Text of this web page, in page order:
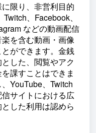
限り、非営利目的
、Facebook、
などの動画配信
を含む動画・画像
ができます。金銭
した、閲覧やアク
課すことはできま
YouTube、Twitch
サイトにおける広
した利用は認めら